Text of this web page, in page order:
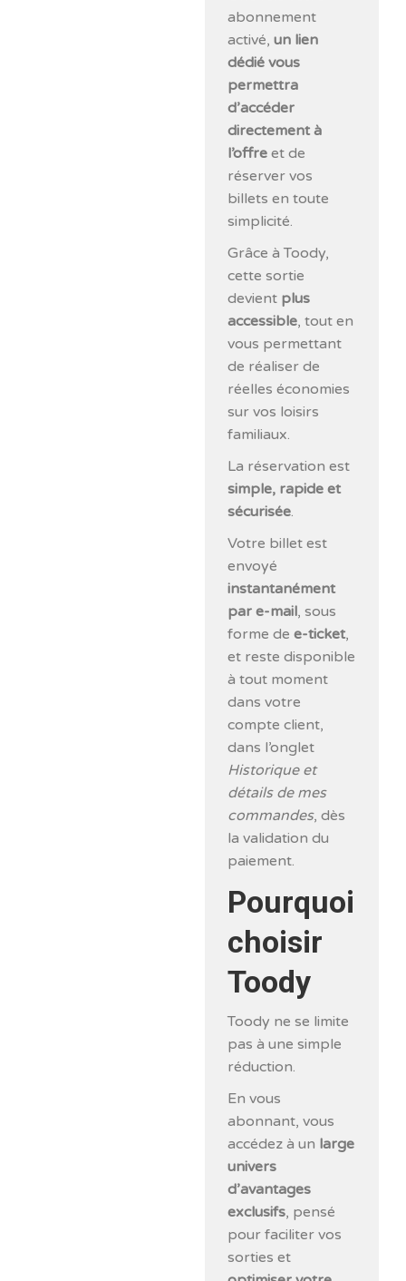
abonnement
activé,un lien
dédié vous
permettra
d’accéder
directement à
l’offre et de
réserver vos
billets en toute
simplicité.
Grâce à Toody,
cette sortie
devient plus
accessible, tout en
vous permettant
de réaliser de
réelles économies
sur vos loisirs
familiaux.
La réservation est
simple, rapide et
sécurisée.
Votre billet est
envoyé
instantanément
par e-mail, sous
forme dee-ticket,
et reste disponible
à tout moment
dans votre
compte client,
dans l’onglet
Historique et
détails de mes
commandes, dès
la validation du
paiement.
Pourquoi
choisir
Toody
Toody ne se limite
pas à une simple
réduction.
En vous
abonnant, vous
accédez à un large
univers
d’avantages
exclusifs, pensé
pour faciliter vos
sorties et